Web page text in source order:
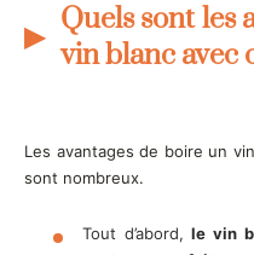
Quels sont les
vin blanc avec
Les avantages de boire un
sont nombreux.
Tout d’abord, le vin